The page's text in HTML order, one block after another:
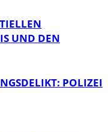
UND DEN
POLIZEI